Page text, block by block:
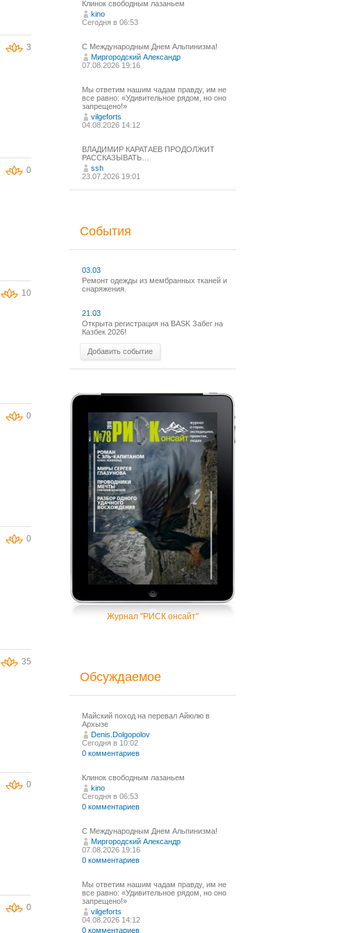
3
0
10
0
0
35
0
0
Клинок свободным лазаньем
kino
Сегодня в 06:53
С Международным Днем Альпинизма!⁠
Миргородский Александр
07.08.2026 19:16
Мы ответим нашим чадам правду, им не
все равно: «Удивительное рядом, но оно
запрещено!»
vilgeforts
04.08.2026 14:12
ВЛАДИМИР КАРАТАЕВ ПРОДОЛЖИТ
РАССКАЗЫВАТЬ…
ssh
23.07.2026 19:01
События
03.03
Ремонт одежды из мембранных тканей и
снаряжения.
21.03
Открыта регистрация на BASK Забег на
Казбек 2026!
Добавить событие
Журнал "РИСК онсайт"
Обсуждаемое
Майский поход на перевал Айюлю в
Архызе
Denis.Dolgopolov
Сегодня в 10:02
0 комментариев
Клинок свободным лазаньем
kino
Сегодня в 06:53
0 комментариев
С Международным Днем Альпинизма!⁠
Миргородский Александр
07.08.2026 19:16
0 комментариев
Мы ответим нашим чадам правду, им не
все равно: «Удивительное рядом, но оно
запрещено!»
vilgeforts
04.08.2026 14:12
0 комментариев